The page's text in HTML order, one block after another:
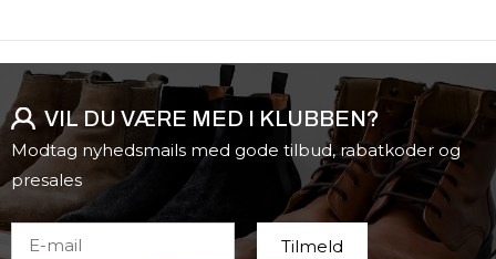
VIL DU VÆRE MED I KLUBBEN?
Modtag nyhedsmails med gode tilbud, rabatkoder og
presales